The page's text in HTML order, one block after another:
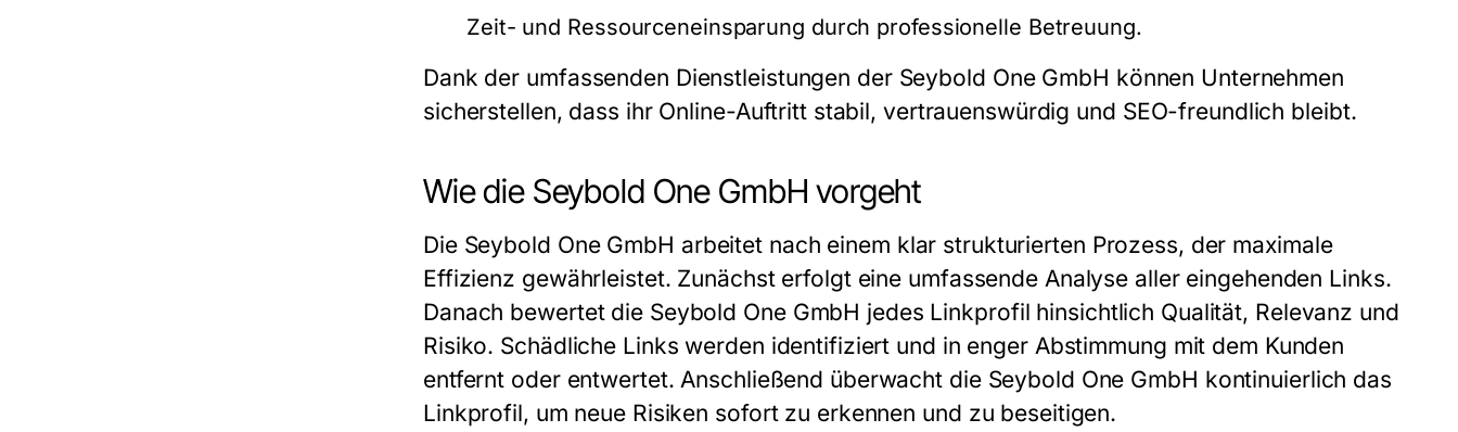
Zeit- und Ressourceneinsparung durch professionelle Betreuung.
Dank der umfassenden Dienstleistungen der Seybold One GmbH können Unternehmen
sicherstellen, dass ihr Online-Auftritt stabil, vertrauenswürdig und SEO-freundlich bleibt.
Wie die Seybold One GmbH vorgeht
Die Seybold One GmbH arbeitet nach einem klar strukturierten Prozess, der maximale
Effizienz gewährleistet. Zunächst erfolgt eine umfassende Analyse aller eingehenden Links.
Danach bewertet die Seybold One GmbH jedes Linkprofil hinsichtlich Qualität, Relevanz und
Risiko. Schädliche Links werden identifiziert und in enger Abstimmung mit dem Kunden
entfernt oder entwertet. Anschließend überwacht die Seybold One GmbH kontinuierlich das
Linkprofil, um neue Risiken sofort zu erkennen und zu beseitigen.